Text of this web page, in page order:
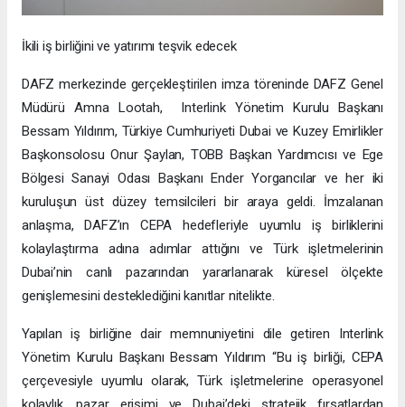
İkili iş birliğini ve yatırımı teşvik edecek
DAFZ merkezinde gerçekleştirilen imza töreninde DAFZ Genel
Müdürü Amna Lootah, Interlink Yönetim Kurulu Başkanı
Bessam Yıldırım, Türkiye Cumhuriyeti Dubai ve Kuzey Emirlikler
Başkonsolosu Onur Şaylan, TOBB Başkan Yardımcısı ve Ege
Bölgesi Sanayi Odası Başkanı Ender Yorgancılar ve her iki
kuruluşun üst düzey temsilcileri bir araya geldi. İmzalanan
anlaşma, DAFZ’ın CEPA hedefleriyle uyumlu iş birliklerini
kolaylaştırma adına adımlar attığını ve Türk işletmelerinin
Dubai’nin canlı pazarından yararlanarak küresel ölçekte
genişlemesini desteklediğini kanıtlar nitelikte.
Yapılan iş birliğine dair memnuniyetini dile getiren Interlink
Yönetim Kurulu Başkanı Bessam Yıldırım “Bu iş birliği, CEPA
çerçevesiyle uyumlu olarak, Türk işletmelerine operasyonel